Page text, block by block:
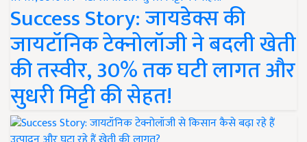
Success Story: जायडेक्स की
जायटॉनिक टेक्नोलॉजी ने बदली खेती
की तस्वीर, 30% तक घटी लागत और
सुधरी मिट्टी की सेहत!